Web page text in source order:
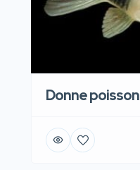
Donne poisson